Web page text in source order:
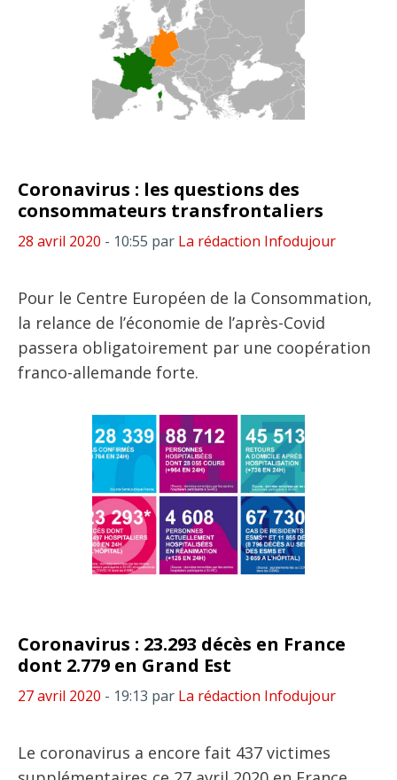
Coronavirus : les questions des
consommateurs transfrontaliers
28 avril 2020 - 10:55 par La rédaction Infodujour
Pour le Centre Européen de la Consommation,
la relance de l’économie de l’après-Covid
passera obligatoirement par une coopération
franco-allemande forte.
Coronavirus : 23.293 décès en France
dont 2.779 en Grand Est
27 avril 2020 - 19:13 par La rédaction Infodujour
Le coronavirus a encore fait 437 victimes